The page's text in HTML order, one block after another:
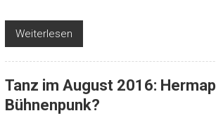
Weiterlesen
Tanz im August 2016:
Bühnenpunk?